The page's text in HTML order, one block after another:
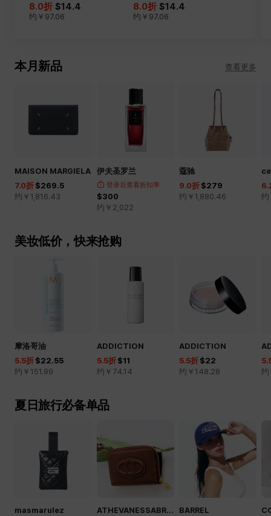
8.0折 $14.4
约￥ 97.06
8.0折 $14.4
约￥ 97.06
本月新品 查看更多
MAISON MARGIELA
7.0折 $269.5
约￥ 1,816.43
伊夫圣罗兰
登录后查看折扣率
$300
约￥ 2,022
蔻驰
9.0折 $279
约￥ 1,880.46
约
美妆低价，快来抢购
摩洛哥油
5.5折 $22.55
约￥ 151.99
ADDICTION
5.5折 $11
约￥ 74.14
ADDICTION
5.5折 $22
约￥ 148.28
约
夏日旅行必备单品
masmarulez
ATHEVANESSABRUNO
BARREL